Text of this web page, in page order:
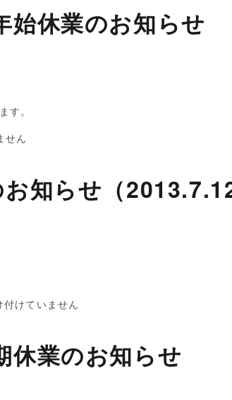
始休業のお知らせ
す。
せん
知らせ（
付けていません
休業のお知らせ